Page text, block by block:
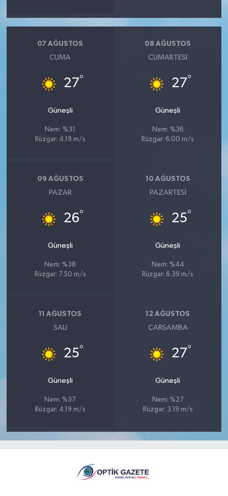
07 AĞUSTOS
CUMA
27°
Güneşli
Nem: %31
Rüzgar: 4.19 m/s
08 AĞUSTOS
CUMARTESI
27°
Güneşli
Nem: %36
Rüzgar: 6.00 m/s
09 AĞUSTOS
PAZAR
26°
Güneşli
Nem: %38
Rüzgar: 7.50 m/s
10 AĞUSTOS
PAZARTESI
25°
Güneşli
Nem: %44
Rüzgar: 6.39 m/s
11 AĞUSTOS
SALI
25°
Güneşli
Nem: %37
Rüzgar: 4.19 m/s
12 AĞUSTOS
ÇARŞAMBA
27°
Güneşli
Nem: %27
Rüzgar: 3.19 m/s